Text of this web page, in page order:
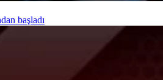
başladı